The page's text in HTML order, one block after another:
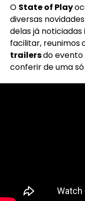
O State of Play
diversas
delas já noticiadas
facilitar, reunimos
trailersdo evento
conferir de uma